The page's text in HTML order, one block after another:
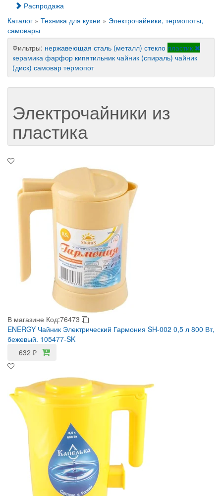
Распродажа
Каталог » Техника для кухни » Электрочайники, термопоты,
самовары
Фильтры: нержавеющая сталь (металл) стекло пластик
керамика фарфор кипятильник чайник (спираль) чайник
(диск) самовар термопот
Электрочайники из
пластика
В магазине Код:76473
ENERGY Чайник Электрический Гармония SH-002 0,5 л 800 Вт,
бежевый. 105477-SK
632 ₽